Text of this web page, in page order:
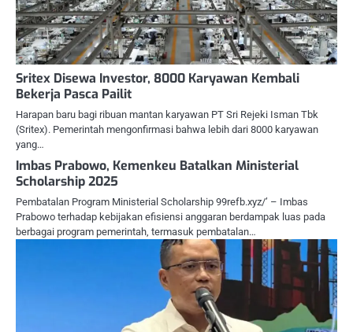
Sritex Disewa Investor, 8000 Karyawan Kembali
Bekerja Pasca Pailit
Harapan baru bagi ribuan mantan karyawan PT Sri Rejeki Isman Tbk
(Sritex). Pemerintah mengonfirmasi bahwa lebih dari 8000 karyawan
yang…
Imbas Prabowo, Kemenkeu Batalkan Ministerial
Scholarship 2025
Pembatalan Program Ministerial Scholarship 99refb.xyz/’ – Imbas
Prabowo terhadap kebijakan efisiensi anggaran berdampak luas pada
berbagai program pemerintah, termasuk pembatalan…